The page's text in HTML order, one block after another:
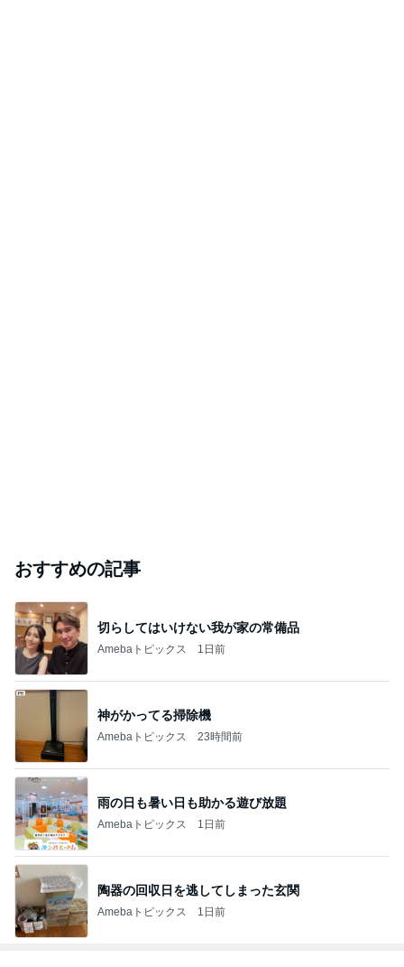
おすすめの記事
切らしてはいけない我が家の常備品
Amebaトピックス 1日前
神がかってる掃除機
Amebaトピックス 23時間前
雨の日も暑い日も助かる遊び放題
Amebaトピックス 1日前
陶器の回収日を逃してしまった玄関
Amebaトピックス 1日前